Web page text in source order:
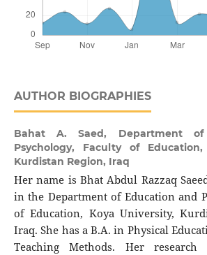
AUTHOR BIOGRAPHIES
Bahat A. Saed, Department
Psychology, Faculty of
Kurdistan Region, Iraq
Her name is Bhat Abdul Razzaq
in the Department of Education and
of Education, Koya University,
Iraq. She has a B.A. in Physical
Teaching Methods. Her research